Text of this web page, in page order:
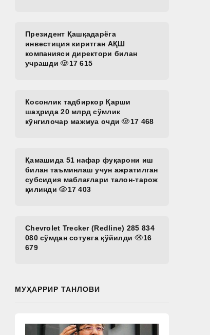
Президент Қашқадарёга
инвестиция киритган АҚШ
компанияси директори билан
учрашди
17 615
Косонлик тадбиркор Қарши
шаҳрида 20 млрд сўмлик
кўнгилочар мажмуа очди
17 468
Қамашида 51 нафар фуқарони иш
билан таъминлаш учун ажратилган
субсидия маблағлари талон-тарож
қилинди
17 403
Chevrolet Trecker (Redline) 285 834
080 сўмдан сотувга қўйилди
16
679
МУҲАРРИР ТАНЛОВИ